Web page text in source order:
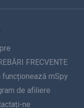
FRECVENTE
funcționează mSpy
de afiliere
ne